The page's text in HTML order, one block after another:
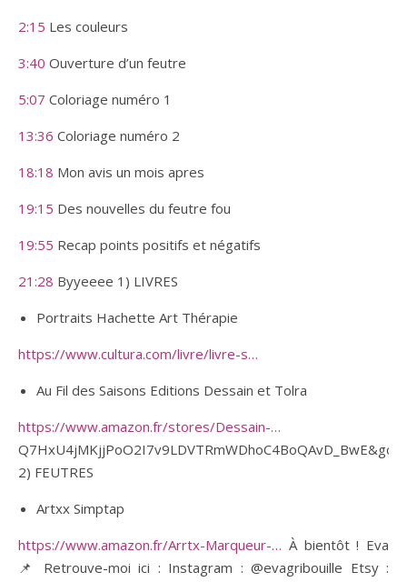
2:15 Les couleurs
3:40 Ouverture d’un feutre
5:07 Coloriage numéro 1
13:36 Coloriage numéro 2
18:18 Mon avis un mois apres
19:15 Des nouvelles du feutre fou
19:55 Recap points positifs et négatifs
21:28 Byyeeee 1) LIVRES
Portraits Hachette Art Thérapie
https://www.cultura.com/livre/livre-s…
Au Fil des Saisons Editions Dessain et Tolra
https://www.amazon.fr/stores/Dessain-…
2) FEUTRES
Artxx Simptap
https://www.amazon.fr/Arrtx-Marqueur-… À bientôt ! Eva
📌 Retrouve-moi ici : Instagram : @evagribouille Etsy :